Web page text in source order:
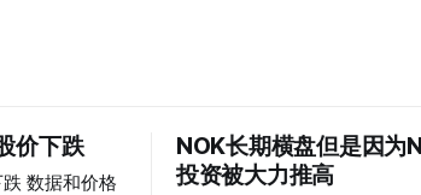
价下跌
格
NOK长期横盘但是因为
投资被大力推高